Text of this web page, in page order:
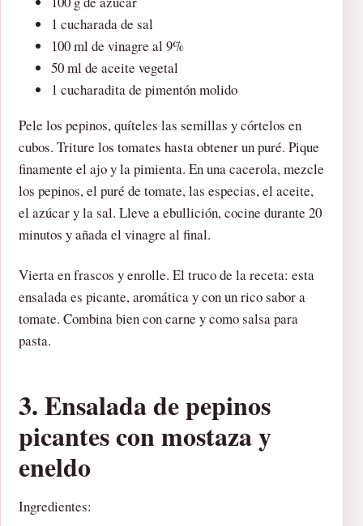
1 cucharada de sal
100 ml de vinagre al 9%
50 ml de aceite vegetal
1 cucharadita de pimentón molido
Pele los pepinos, quíteles las semillas y córtelos en
cubos. Triture los tomates hasta obtener un puré. Pique
finamente el ajo y la pimienta. En una cacerola, mezcle
los pepinos, el puré de tomate, las especias, el aceite,
el azúcar y la sal. Lleve a ebullición, cocine durante 20
minutos y añada el vinagre al final.
Vierta en frascos y enrolle. El truco de la receta: esta
ensalada es picante, aromática y con un rico sabor a
tomate. Combina bien con carne y como salsa para
pasta.
3. Ensalada de pepinos
picantes con mostaza y
eneldo
Ingredientes: